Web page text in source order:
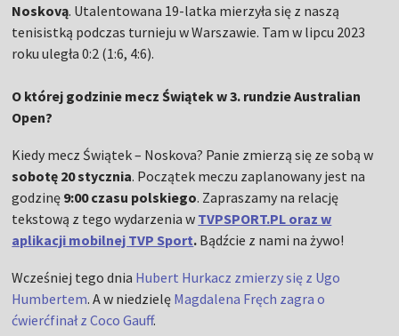
Noskovą. Utalentowana 19-latka mierzyła się z naszą
tenisistką podczas turnieju w Warszawie. Tam w lipcu 2023
roku uległa 0:2 (1:6, 4:6).
O której godzinie mecz Świątek w 3. rundzie Australian
Open?
Kiedy mecz Świątek – Noskova? Panie zmierzą się ze sobą w
sobotę 20 stycznia. Początek meczu zaplanowany jest na
godzinę 9:00 czasu polskiego. Zapraszamy na relację
tekstową z tego wydarzenia w TVPSPORT.PL oraz w
aplikacji mobilnej TVP Sport. Bądźcie z nami na żywo!
Wcześniej tego dnia Hubert Hurkacz zmierzy się z Ugo
Humbertem. A w niedzielę Magdalena Fręch zagra o
ćwierćfinał z Coco Gauff.